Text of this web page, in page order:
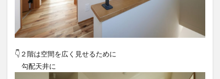
👇️２階は空間を広く見せるために
勾配天井に